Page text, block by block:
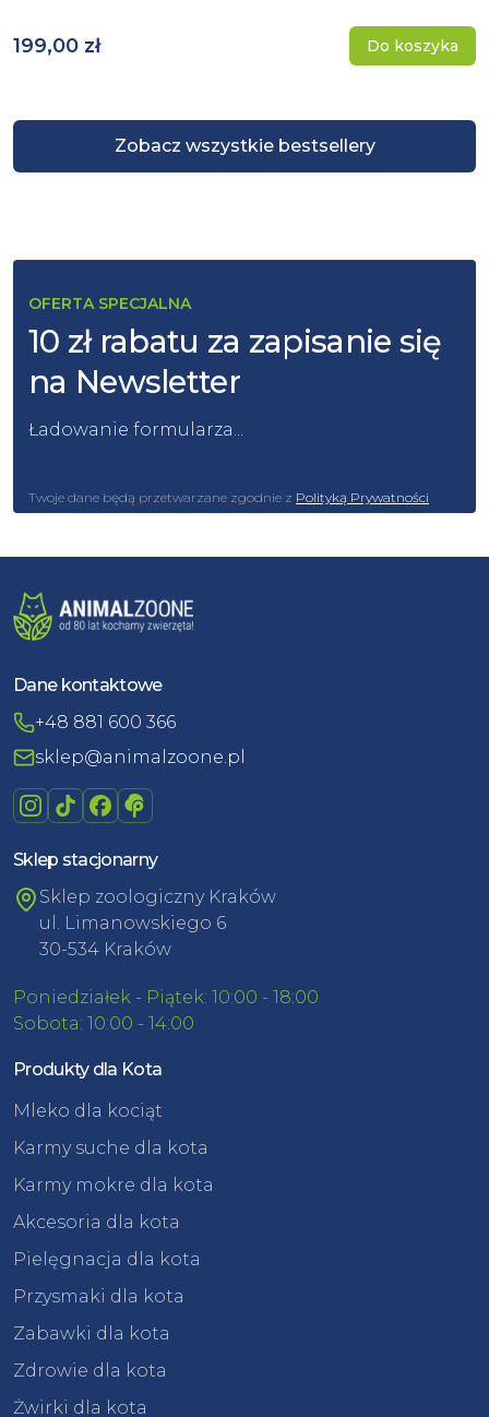
Zobacz wszystkie bestsellery
199,00 zł Do koszyka
OFERTA SPECJALNA
10 zł rabatu za zapisanie się
na Newsletter
Ładowanie formularza...
Twoje dane będą przetwarzane zgodnie z Polityką Prywatności
Dane kontaktowe
+48 881 600 366
sklep@animalzoone.pl
Sklep stacjonarny
Sklep zoologiczny Kraków
ul. Limanowskiego 6
30-534 Kraków
Poniedziałek - Piątek: 10:00 - 18:00
Sobota: 10:00 - 14:00
Produkty dla Kota
Mleko dla kociąt
Karmy suche dla kota
Karmy mokre dla kota
Akcesoria dla kota
Pielęgnacja dla kota
Przysmaki dla kota
Zabawki dla kota
Zdrowie dla kota
Żwirki dla kota